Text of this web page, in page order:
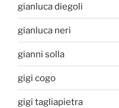
gianluca diegoli
gianluca neri
gianni solla
gigi cogo
gigi tagliapietra